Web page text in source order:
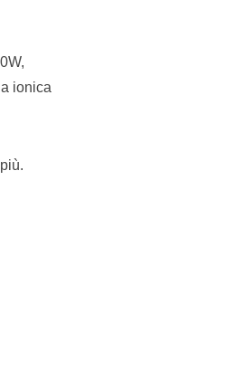
ionica